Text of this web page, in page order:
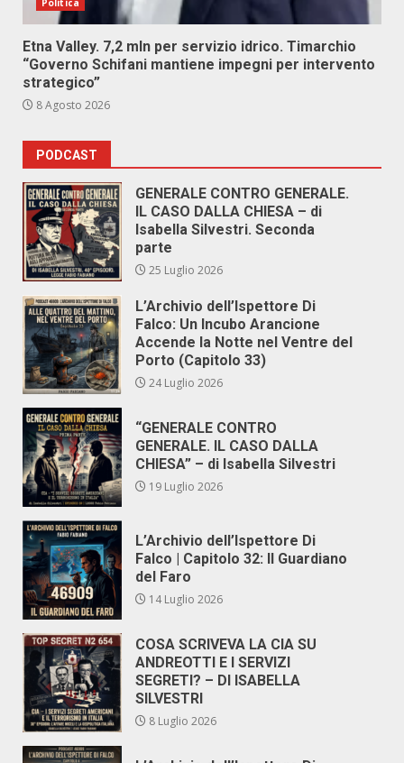
Politica
Etna Valley. 7,2 mln per servizio idrico. Timarchio
“Governo Schifani mantiene impegni per intervento
strategico”
8 Agosto 2026
PODCAST
GENERALE CONTRO GENERALE.
IL CASO DALLA CHIESA – di
Isabella Silvestri. Seconda
parte
25 Luglio 2026
L’Archivio dell’Ispettore Di
Falco: Un Incubo Arancione
Accende la Notte nel Ventre del
Porto (Capitolo 33)
24 Luglio 2026
“GENERALE CONTRO
GENERALE. IL CASO DALLA
CHIESA” – di Isabella Silvestri
19 Luglio 2026
L’Archivio dell’Ispettore Di
Falco | Capitolo 32: Il Guardiano
del Faro
14 Luglio 2026
COSA SCRIVEVA LA CIA SU
ANDREOTTI E I SERVIZI
SEGRETI? – DI ISABELLA
SILVESTRI
8 Luglio 2026